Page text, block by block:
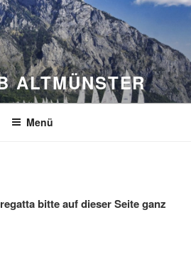
ALTMÜNSTER
Menü
bitte auf dieser Seite ganz